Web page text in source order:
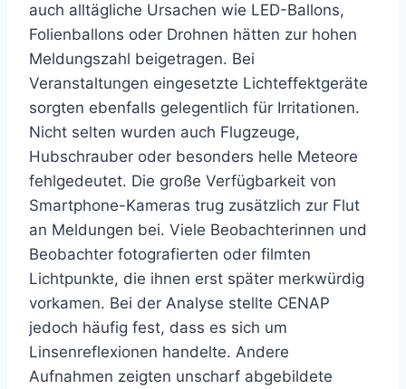
auch alltägliche Ursachen wie LED-Ballons,
Folienballons oder Drohnen hätten zur hohen
Meldungszahl beigetragen. Bei
Veranstaltungen eingesetzte Lichteffektgeräte
sorgten ebenfalls gelegentlich für Irritationen.
Nicht selten wurden auch Flugzeuge,
Hubschrauber oder besonders helle Meteore
fehlgedeutet. Die große Verfügbarkeit von
Smartphone-Kameras trug zusätzlich zur Flut
an Meldungen bei. Viele Beobachterinnen und
Beobachter fotografierten oder filmten
Lichtpunkte, die ihnen erst später merkwürdig
vorkamen. Bei der Analyse stellte CENAP
jedoch häufig fest, dass es sich um
Linsenreflexionen handelte. Andere
Aufnahmen zeigten unscharf abgebildete